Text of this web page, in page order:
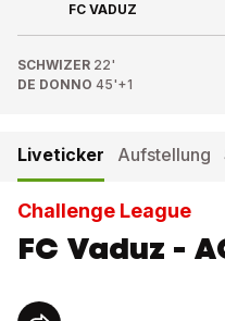
FC VADUZ
SCHWIZER 22'
DE DONNO 45'+1
Liveticker Aufstellung
Challenge League
FC Vaduz -